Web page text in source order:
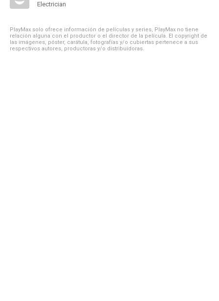
Electrician
PlayMax solo ofrece información de películas y series, PlayMax no tiene
relación alguna con el productor o el director de la película. El copyright de
las imágenes, póster, carátula, fotografías y/o cubiertas pertenece a sus
respectivos autores, productoras y/o distribuidoras.